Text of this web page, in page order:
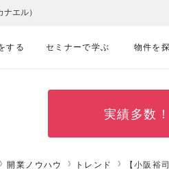
する セミナーで学ぶ 物件を
エル）
実績多数！
開業ノウハウ トレンド 【小阪裕